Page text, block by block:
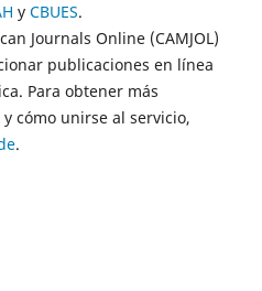
y CBUES.
Journals Online (CAMJOL)
publicaciones en línea
Para obtener más
cómo unirse al servicio,
.